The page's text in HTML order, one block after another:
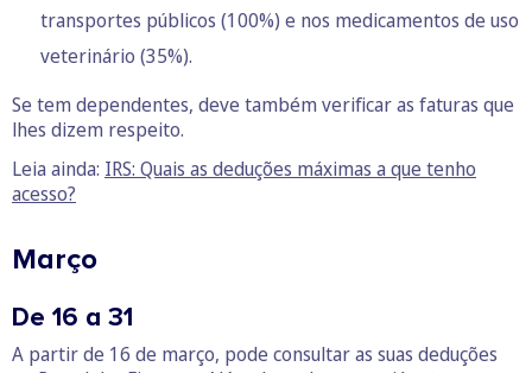
transportes públicos (100%) e nos medicamentos de uso
veterinário (35%).
Se tem dependentes, deve também verificar as faturas que
lhes dizem respeito.
Leia ainda: IRS: Quais as deduções máximas a que tenho
acesso?
Março
De 16 a 31
A partir de 16 de março, pode consultar as suas deduções